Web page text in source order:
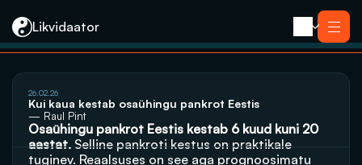
Likvidaator
Teenused
Likvideerimine koos müügiga
Likvideerimine
Saneerimine
Pankrotimenetlus
E-residendi ettevõtte sulgemine
Kontakt
26.02.26
Kui kaua kestab osaühingu pankrot Eestis
— Raul Pint
Osaühingu pankrot Eestis kestab 6 kuud kuni 20
aastat. Selline pankroti kestus on praktikale
tuginev. Reaalsuses on see aga prognoosimatu